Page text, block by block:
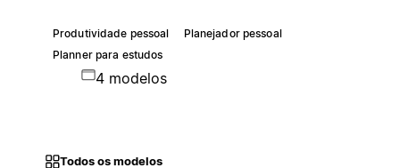
Produtividade pessoal
Planejador pessoal
Planner para estudos
4 modelos
Todos os modelos